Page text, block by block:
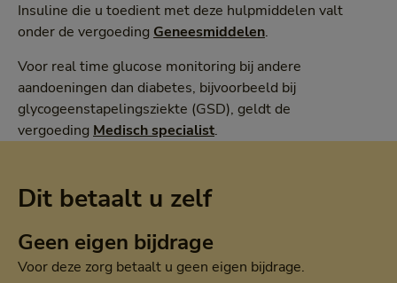
Insuline die u toedient met deze hulpmiddelen valt
onder de vergoeding Geneesmiddelen.
Voor real time glucose monitoring bij andere
aandoeningen dan diabetes, bijvoorbeeld bij
glycogeenstapelingsziekte (GSD), geldt de
vergoeding Medisch specialist.
Dit betaalt u zelf
Geen eigen bijdrage
Voor deze zorg betaalt u geen eigen bijdrage.